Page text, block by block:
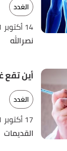
الغدد
14 أكتوبر 2021
نصرالله
أين تقع
الغدد
17 أكتوبر 2021
القديمات